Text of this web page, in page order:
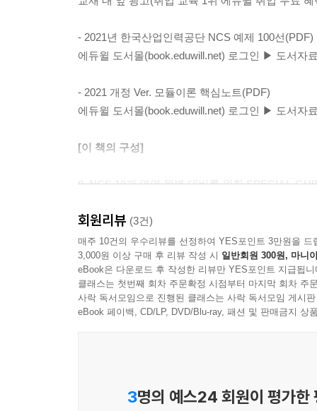
- 2021년 한국산업인력공단 NCS 예제 100선(PDF)
에듀윌 도서몰(book.eduwill.net) 로그인 ▶ 도서
- 2021 개정 Ver. 모듈이론 핵심노트(PDF)
에듀윌 도서몰(book.eduwill.net) 로그인 ▶ 도서
[이 책의 구성]
0. NCS 10개 영역 완벽 대비를 위한 SPECIAL
NCS 기반 채용 필기전형의 평가요소와 NCS 10
NCS 필기시험 대비 합격 전략을 알려드립니다.
1. (PART Ⅰ) NCS 실력진단 50제
주요 공기업에서 출제된 NCS 10개 영역의 다양
주요 공기업(한국철도공사, 서울교통공사, 한국
회원리뷰 (3건)
매주 10건의 우수리뷰를 선정하여 YES포인트 3만원을 드
3,000원 이상 구매 후 리뷰 작성 시 일반회원 300원, 마니
eBook은 다운로드 후 작성한 리뷰만 YES포인트 지급됩니
클래스는 첫번째 회차 주문확정 시점부터 마지막 회차 주
사락 독서모임으로 진행된 클래스는 사락 독서모임 게시
eBook 페이백, CD/LP, DVD/Blu-ray, 패션 및 판매금지 상
3명의 예스24 회원이 평가한